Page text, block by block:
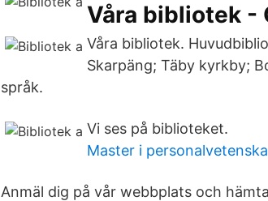
Våra bibliotek -
Våra bibliotek.
Skarpäng; Täby kyrkby;
språk.
Vi ses på biblioteket.
Master i
Anmäl dig på vår webbplats och